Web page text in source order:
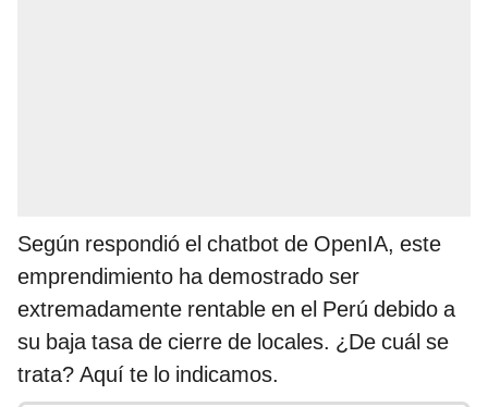
Según respondió el chatbot de OpenIA, este
emprendimiento ha demostrado ser
extremadamente rentable en el Perú debido a
su baja tasa de cierre de locales. ¿De cuál se
trata? Aquí te lo indicamos.